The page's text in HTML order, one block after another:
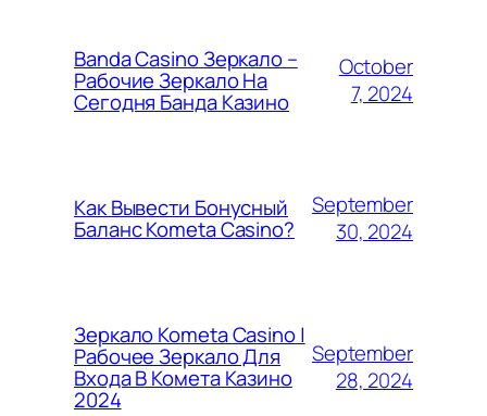
Banda Casino Зеркало –
Рабочие Зеркало На
Сегодня Банда Казино
October
7, 2024
Как Вывести Бонусный
Баланс Kometa Casino?
September
30, 2024
Зеркало Kometa Casino |
Рабочее Зеркало Для
Входа В Комета Казино
2024
September
28, 2024